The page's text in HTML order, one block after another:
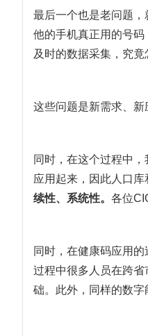
最后一个也是老问题
他的手机真正用的号
及时的数据采集，究竟
这些问题是新需求、新
同时，在这个过程中
应用起来，因此人口库
续性、系统性。 各位
同时，在健康码应用的
过程中很多人员在跨
础。此外，同样的数字